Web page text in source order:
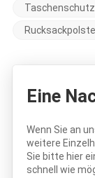
Eine
Wenn Sie an
weitere
Sie bitte hier
schnell wie